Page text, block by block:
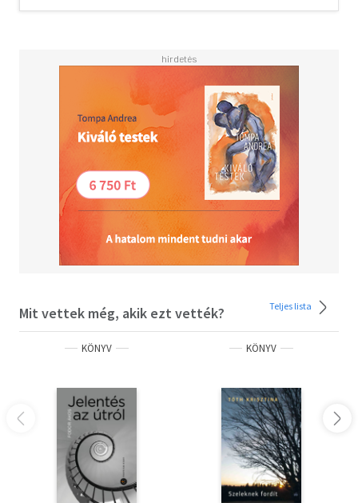
Mit vettek még, akik ezt vették? Teljes lista
KÖNYV KÖNYV